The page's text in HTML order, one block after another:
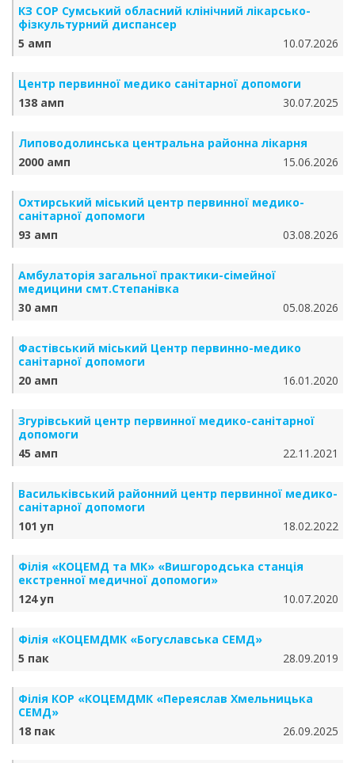
КЗ СОР Сумський обласний клінічний лікарсько-
фізкультурний диспансер
5 амп
10.07.2026
Центр первинної медико санітарної допомоги
138 амп
30.07.2025
Липоводолинська центральна районна лікарня
2000 амп
15.06.2026
Охтирський міський центр первинної медико-
санітарної допомоги
93 амп
03.08.2026
Амбулаторія загальної практики-сімейної
медицини смт.Степанівка
30 амп
05.08.2026
Фастівський міський Центр первинно-медико
санітарної допомоги
20 амп
16.01.2020
Згурівський центр первинної медико-санітарної
допомоги
45 амп
22.11.2021
Васильківський районний центр первинної медико-
санітарної допомоги
101 уп
18.02.2022
Філія «КОЦЕМД та МК» «Вишгородська станція
екстренної медичної допомоги»
124 уп
10.07.2020
Філія «КОЦЕМДМК «Богуславська СЕМД»
5 пак
28.09.2019
Філія КОР «КОЦЕМДМК «Переяслав Хмельницька
СЕМД»
18 пак
26.09.2025